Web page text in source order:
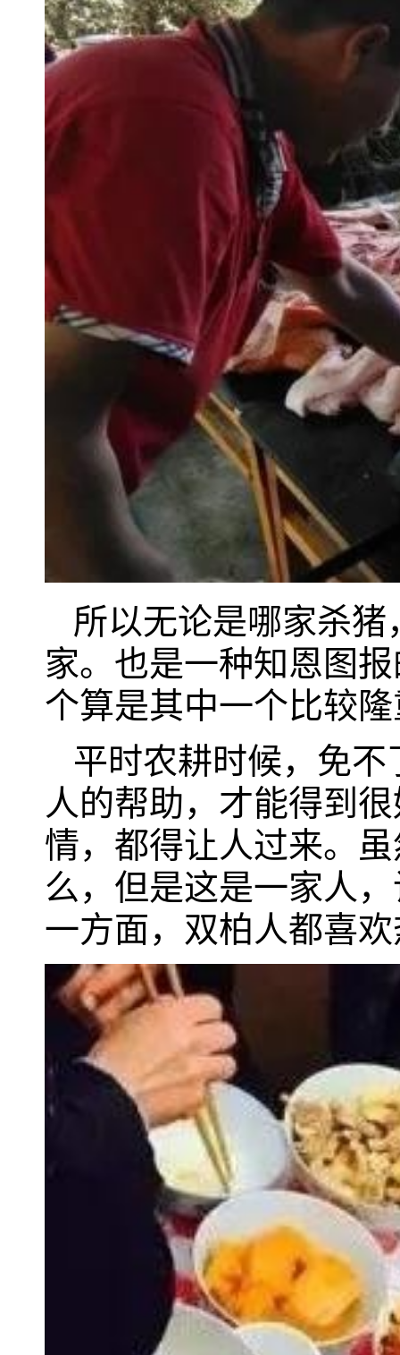
所以无论是哪家杀
家。也是一种知恩图
个算是其中一个比较
平时农耕时候，免
人的帮助，才能得到
情，都得让人过来。
么，但是这是一家人
一方面，双柏人都喜